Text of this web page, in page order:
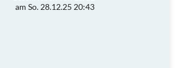
am So. 28.12.25 20:43